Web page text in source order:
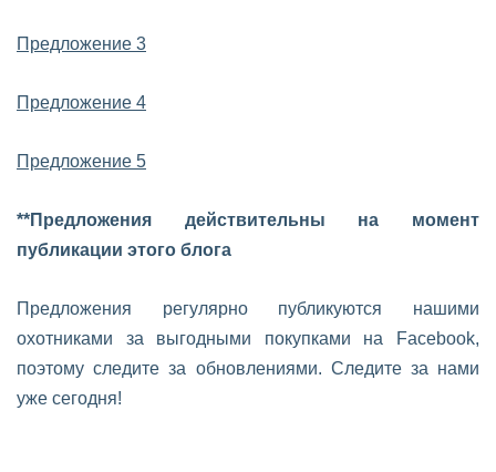
Предложение 3
Предложение 4
Предложение 5
**Предложения действительны на момент
публикации этого блога
Предложения регулярно публикуются нашими
охотниками за выгодными покупками на Facebook,
поэтому следите за обновлениями. Следите за нами
уже сегодня!